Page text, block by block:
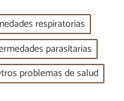
respiratorias
parasitarias
problemas de salud